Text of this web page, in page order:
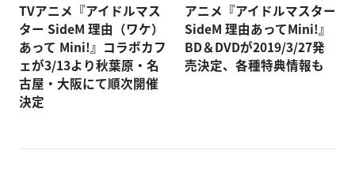
TVアニメ『アイドルマス
ター SideM 理由（ワケ）
あって Mini!』コラボカフ
ェが3/13より秋葉原・名
古屋・大阪にて順次開催
決定
アニメ『アイドルマスター
SideM 理由あってMini!』
BD＆DVDが2019/3/27発
売決定、各種特典情報も